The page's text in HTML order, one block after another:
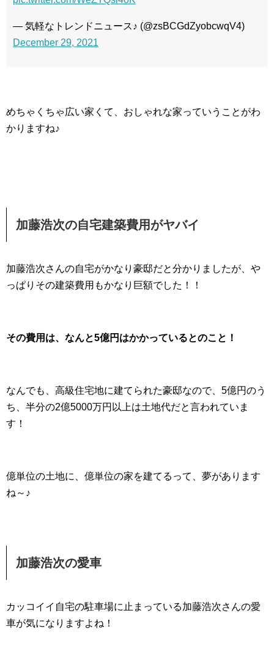
— 気軽なトレンドニュース♪ (@zsBCGdZyobcwqV4)
December 29, 2021
めちゃくちゃ広い家くて、おしゃれな家っていうことがわ
かりますね♪
加藤浩次の自宅建築費用がヤバイ
加藤浩次さんの自宅がかなり豪邸だと分かりましたが、や
っぱりその建築費用もかなり巨額でした！！
その費用は、なんと5億円はかかっているとのこと！
なんでも、高級住宅地に建てられた豪邸なので、5億円のう
ち、半分の2億5000万円以上は土地代だと言われていま
す！
億単位の土地に、億単位の家を建てるって、夢があります
ね～♪
加藤浩次の愛車
カッコイイ自宅の駐車場に止まっている加藤浩次さんの愛
車が気になりますよね！